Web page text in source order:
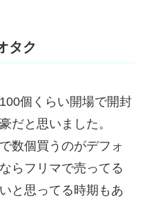
タク
個くらい開場で開封
だと思いました。
数個買うのがデフォ
らフリマで売ってる
と思ってる時期もあ